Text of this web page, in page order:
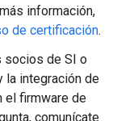
información,
de certificación.
socios de SI o
la integración de
el firmware de
comunícate